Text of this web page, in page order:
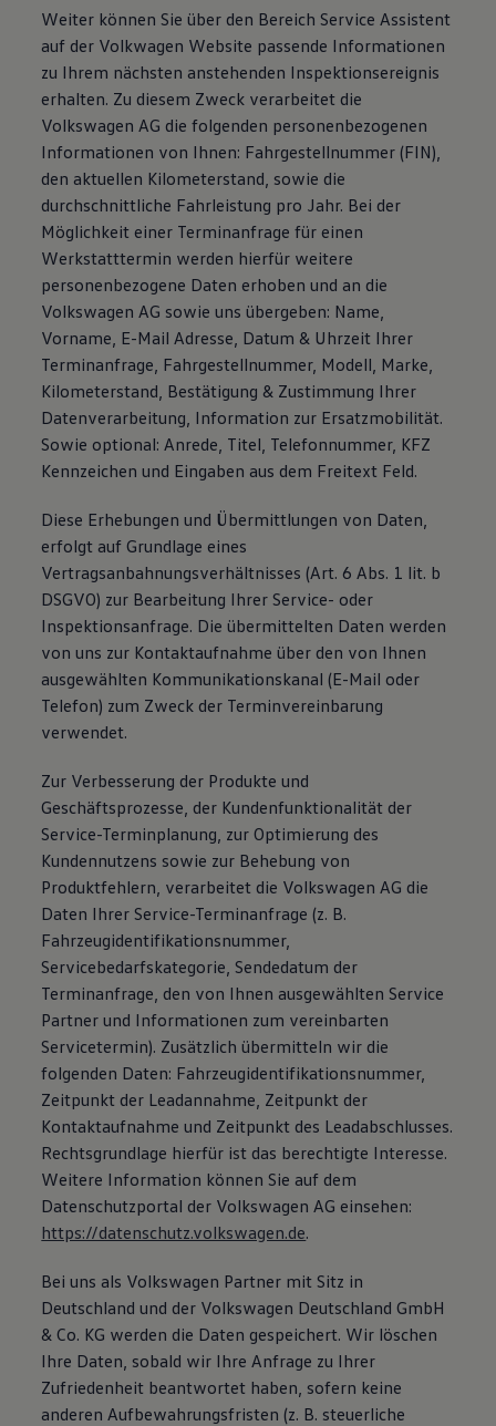
Weiter können Sie über den Bereich Service Assistent
auf der Volkwagen Website passende Informationen
zu Ihrem nächsten anstehenden Inspektionsereignis
erhalten. Zu diesem Zweck verarbeitet die
Volkswagen AG die folgenden personenbezogenen
Informationen von Ihnen: Fahrgestellnummer (FIN),
den aktuellen Kilometerstand, sowie die
durchschnittliche Fahrleistung pro Jahr. Bei der
Möglichkeit einer Terminanfrage für einen
Werkstatttermin werden hierfür weitere
personenbezogene Daten erhoben und an die
Volkswagen AG sowie uns übergeben: Name,
Vorname, E-Mail Adresse, Datum & Uhrzeit Ihrer
Terminanfrage, Fahrgestellnummer, Modell, Marke,
Kilometerstand, Bestätigung & Zustimmung Ihrer
Datenverarbeitung, Information zur Ersatzmobilität.
Sowie optional: Anrede, Titel, Telefonnummer, KFZ
Kennzeichen und Eingaben aus dem Freitext Feld.
Diese Erhebungen und Übermittlungen von Daten,
erfolgt auf Grundlage eines
Vertragsanbahnungsverhältnisses (Art. 6 Abs. 1 lit. b
DSGVO) zur Bearbeitung Ihrer Service- oder
Inspektionsanfrage. Die übermittelten Daten werden
von uns zur Kontaktaufnahme über den von Ihnen
ausgewählten Kommunikationskanal (E-Mail oder
Telefon) zum Zweck der Terminvereinbarung
verwendet.
Zur Verbesserung der Produkte und
Geschäftsprozesse, der Kundenfunktionalität der
Service-Terminplanung, zur Optimierung des
Kundennutzens sowie zur Behebung von
Produktfehlern, verarbeitet die Volkswagen AG die
Daten Ihrer Service-Terminanfrage (z. B.
Fahrzeugidentifikationsnummer,
Servicebedarfskategorie, Sendedatum der
Terminanfrage, den von Ihnen ausgewählten Service
Partner und Informationen zum vereinbarten
Servicetermin). Zusätzlich übermitteln wir die
folgenden Daten: Fahrzeugidentifikationsnummer,
Zeitpunkt der Leadannahme, Zeitpunkt der
Kontaktaufnahme und Zeitpunkt des Leadabschlusses.
Rechtsgrundlage hierfür ist das berechtigte Interesse.
Weitere Information können Sie auf dem
Datenschutzportal der Volkswagen AG einsehen:
https://datenschutz.volkswagen.de.
Bei uns als Volkswagen Partner mit Sitz in
Deutschland und der Volkswagen Deutschland GmbH
& Co. KG werden die Daten gespeichert. Wir löschen
Ihre Daten, sobald wir Ihre Anfrage zu Ihrer
Zufriedenheit beantwortet haben, sofern keine
anderen Aufbewahrungsfristen (z. B. steuerliche